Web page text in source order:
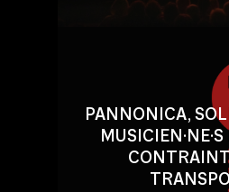
PANNONICA,